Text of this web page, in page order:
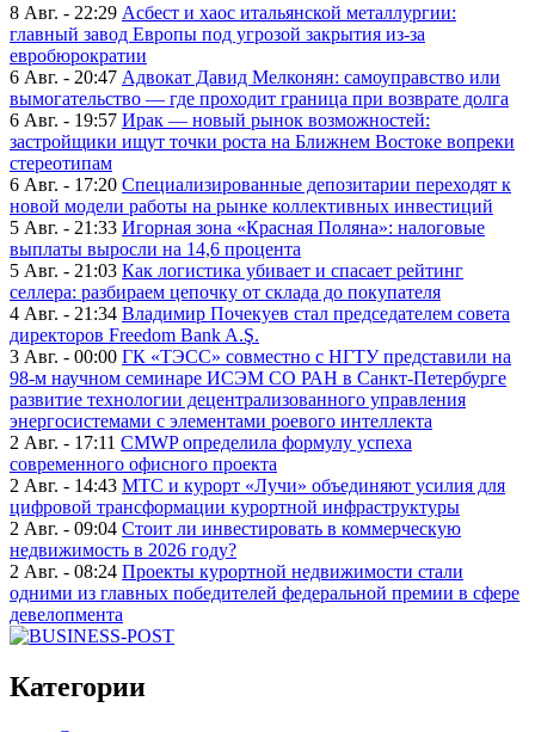
8 Авг. - 22:29 Асбест и хаос итальянской металлургии:
главный завод Европы под угрозой закрытия из-за
евробюрократии
6 Авг. - 20:47 Адвокат Давид Мелконян: самоуправство или
вымогательство — где проходит граница при возврате долга
6 Авг. - 19:57 Ирак — новый рынок возможностей:
застройщики ищут точки роста на Ближнем Востоке вопреки
стереотипам
6 Авг. - 17:20 Специализированные депозитарии переходят к
новой модели работы на рынке коллективных инвестиций
5 Авг. - 21:33 Игорная зона «Красная Поляна»: налоговые
выплаты выросли на 14,6 процента
5 Авг. - 21:03 Как логистика убивает и спасает рейтинг
селлера: разбираем цепочку от склада до покупателя
4 Авг. - 21:34 Владимир Почекуев стал председателем совета
директоров Freedom Bank A.Ş.
3 Авг. - 00:00 ГК «ТЭСС» совместно с НГТУ представили на
98-м научном семинаре ИСЭМ СО РАН в Санкт-Петербурге
развитие технологии децентрализованного управления
энергосистемами с элементами роевого интеллекта
2 Авг. - 17:11 CMWP определила формулу успеха
современного офисного проекта
2 Авг. - 14:43 МТС и курорт «Лучи» объединяют усилия для
цифровой трансформации курортной инфраструктуры
2 Авг. - 09:04 Стоит ли инвестировать в коммерческую
недвижимость в 2026 году?
2 Авг. - 08:24 Проекты курортной недвижимости стали
одними из главных победителей федеральной премии в сфере
девелопмента
Категории